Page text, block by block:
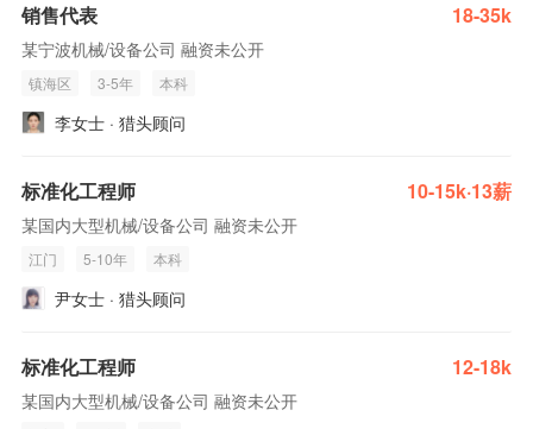
销售代表 18-35k
某宁波机械/设备公司 融资未公开
镇海区 3-5年 本科
李女士 · 猎头顾问
标准化工程师 10-15k·13薪
某国内大型机械/设备公司 融资未公开
江门 5-10年 本科
尹女士 · 猎头顾问
标准化工程师 12-18k
某国内大型机械/设备公司 融资未公开